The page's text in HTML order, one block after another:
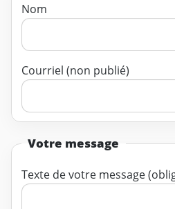
Nom
Courriel (non publié)
Votre message
Texte de